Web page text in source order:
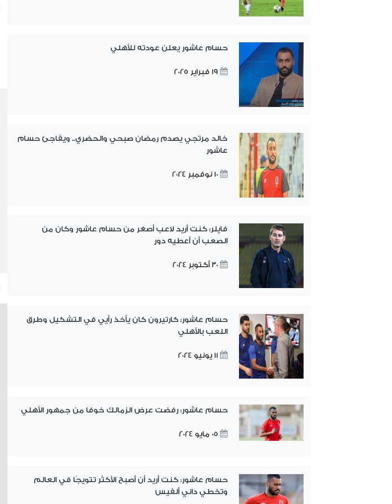
حسام عاشور يعلن عودته للأهلي
19 فبراير 2025
خالد مرتجي يصدم رمضان صبحي والحضري.. ويفاجئ حسام
عاشور
10 نوفمبر 2024
فايلر: كنت أريد لاعب أصغر من حسام عاشور وكان من
الصعب أن أعطيه دور
30 أكتوبر 2024
حسام عاشور: كارتيرون كان يأخذ رأيي في التشكيل وطرق
اللعب بالأهلي
11 يونيو 2024
حسام عاشور: رفضت عرض الزمالك خوفا من جمهور الأهلي
05 مايو 2024
حسام عاشور: كنت أريد أن أصبح الأكثر تتويجًا في العالم
وتخطي داني ألفيس